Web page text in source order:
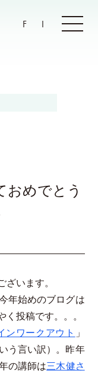
F I
おめでとう
ざいます。
年始めのブログは
く投稿です。。。
ンワークアウト 」
う言い訳）。昨年
の講師は三木健さ